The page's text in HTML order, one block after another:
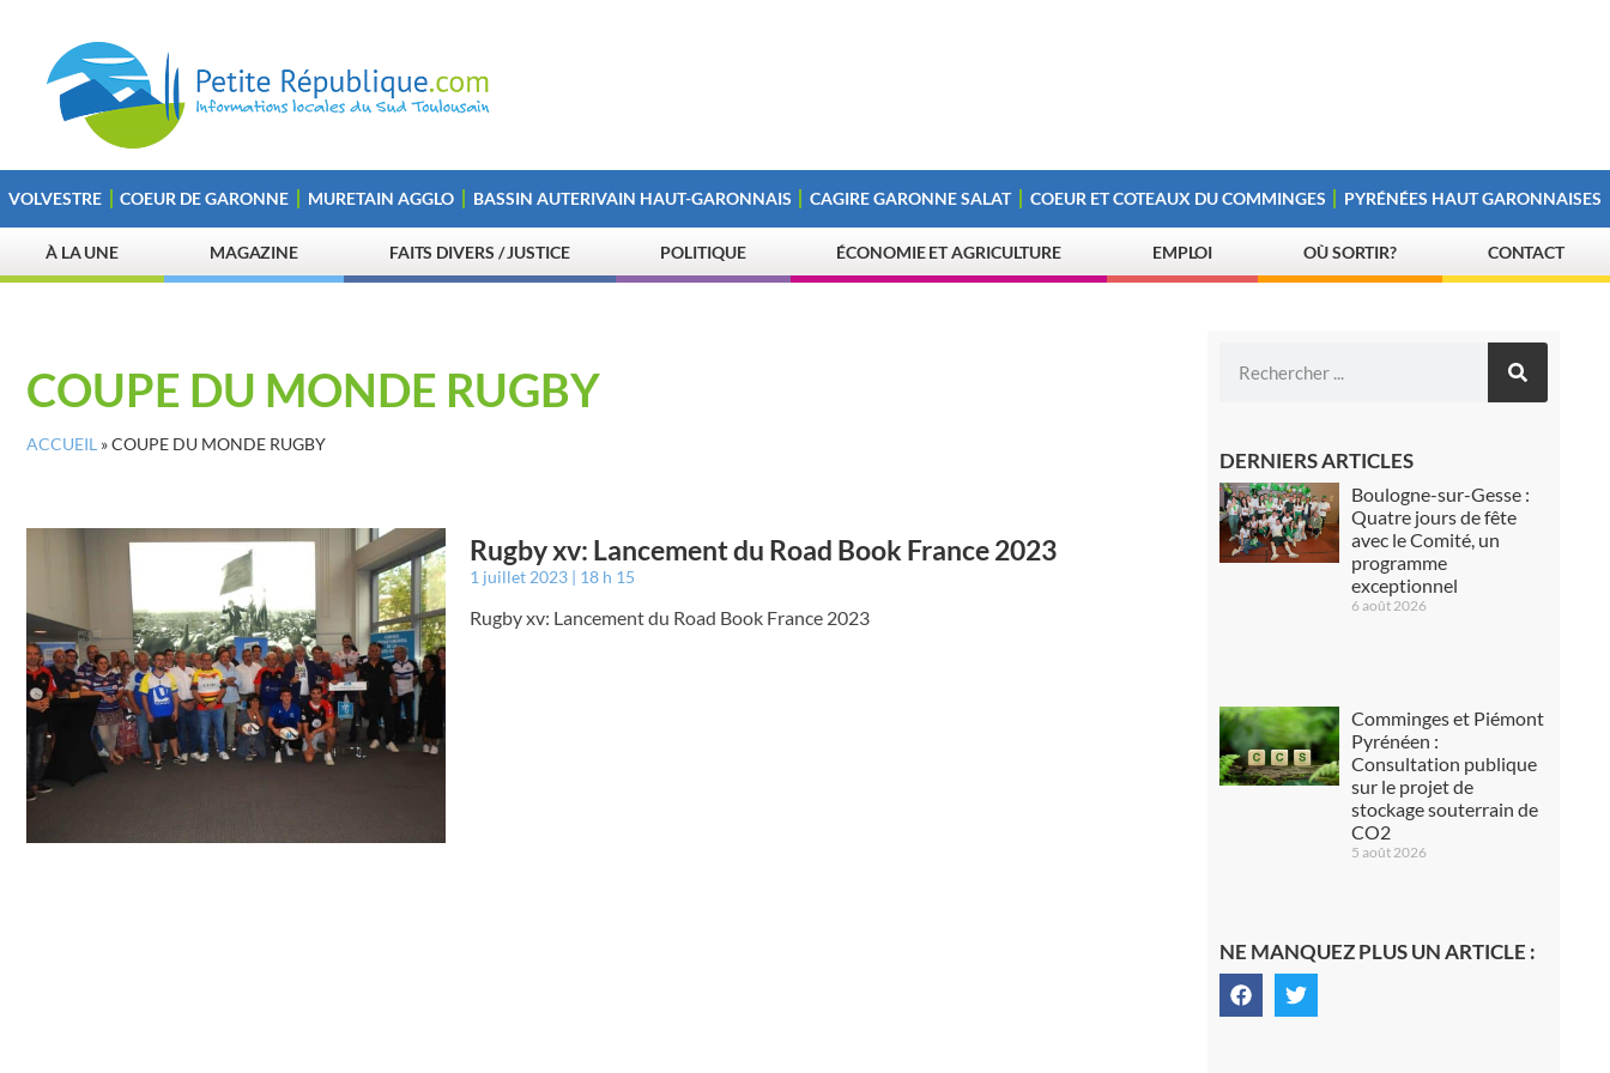
VOLVESTRE COEUR DE GARONNE MURETAIN AGGLO BASSIN AUTERIVAIN HAUT-GARONNAIS CAGIRE GARONNE SALAT COEUR ET COTEAUX DU COMMINGES PYRÉNÉES HAUT GARONNAISES
À LA UNE MAGAZINE FAITS DIVERS / JUSTICE POLITIQUE ÉCONOMIE ET AGRICULTURE EMPLOI OÙ SORTIR? CONTACT
COUPE DU MONDE RUGBY
ACCUEIL »COUPE DU MONDE RUGBY
Rugby xv: Lancement du Road Book France 2023
1 juillet 2023 18 h 15
Rugby xv: Lancement du Road Book France 2023
DERNIERS ARTICLES
Boulogne-sur-Gesse :
Quatre jours de fête
avec le Comité, un
programme
exceptionnel
6 août 2026
Comminges et Piémont
Pyrénéen :
Consultation publique
sur le projet de
stockage souterrain de
CO2
5 août 2026
NE MANQUEZ PLUS UN ARTICLE :